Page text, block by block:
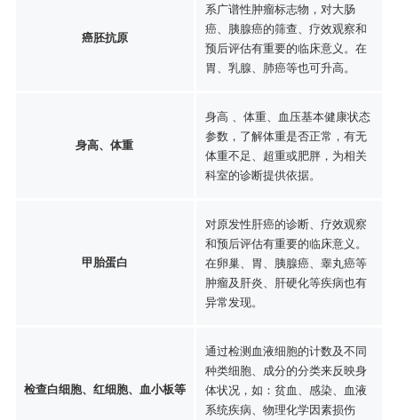
癌胚抗原
系广谱性肿瘤标志物，对大肠
癌、胰腺癌的筛查、疗效观察和
预后评估有重要的临床意义。在
胃、乳腺、肺癌等也可升高。
身高、体重
身高 、体重、血压基本健康状态
参数，了解体重是否正常，有无
体重不足、超重或肥胖，为相关
科室的诊断提供依据。
甲胎蛋白
对原发性肝癌的诊断、疗效观察
和预后评估有重要的临床意义。
在卵巢、胃、胰腺癌、睾丸癌等
肿瘤及肝炎、肝硬化等疾病也有
异常发现。
检查白细胞、红细胞、血小板等
通过检测血液细胞的计数及不同
种类细胞、成分的分类来反映身
体状况，如：贫血、感染、血液
系统疾病、物理化学因素损伤